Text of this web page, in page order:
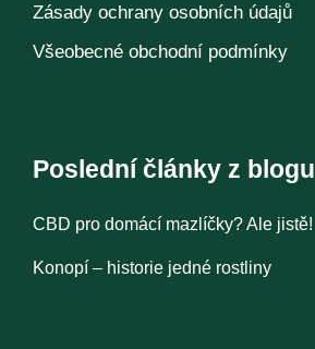
Zásady ochrany osobních údajů
Všeobecné obchodní podmínky
Poslední články z blogu
CBD pro domácí mazlíčky? Ale jistě!
Konopí – historie jedné rostliny